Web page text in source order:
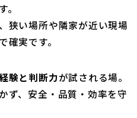
込みはこちら
狭い場所や隣家が近い現場
確実です。
験と判断力が試される場。
ず、安全・品質・効率を守